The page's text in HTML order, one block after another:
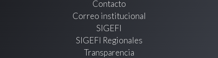
Contacto
Correo institucional
SIGEFI
SIGEFI Regionales
Transparencia